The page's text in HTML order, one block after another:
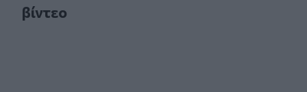
βίντεο